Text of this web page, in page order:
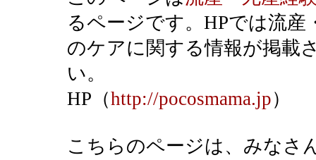
るページです。HPでは流
のケアに関する情報が掲載
い。
HP（http://pocosmama.jp）
こちらのページは、みなさ